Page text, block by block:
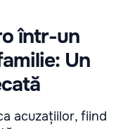
într-un
Un
acuzațiilor, fiind